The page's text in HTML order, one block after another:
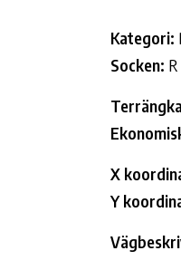
Kategori:
Socken: R
X
Y